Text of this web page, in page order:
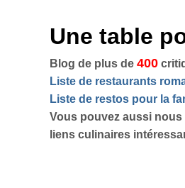
Une table
Blog de plus de 400
Liste de restaurants
Liste de restos pour la
Vous pouvez aussi
liens culinaires